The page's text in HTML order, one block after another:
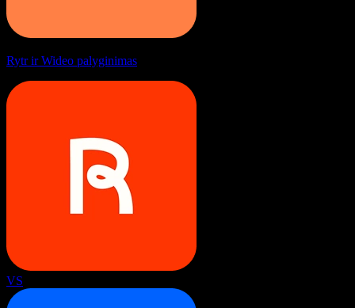
Rytr ir Wideo palyginimas
VS